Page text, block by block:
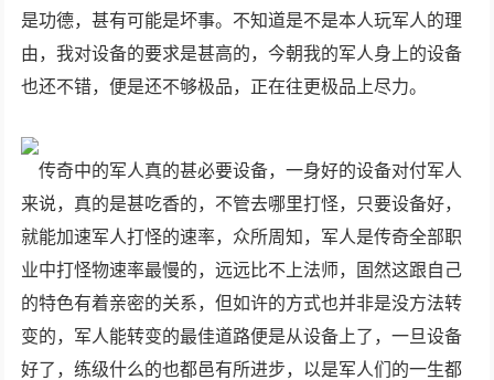
是功德，甚有可能是坏事。不知道是不是本人玩军人的理
由，我对设备的要求是甚高的，今朝我的军人身上的设备
也还不错，便是还不够极品，正在往更极品上尽力。
传奇中的军人真的甚必要设备，一身好的设备对付军人
来说，真的是甚吃香的，不管去哪里打怪，只要设备好，
就能加速军人打怪的速率，众所周知，军人是传奇全部职
业中打怪物速率最慢的，远远比不上法师，固然这跟自己
的特色有着亲密的关系，但如许的方式也并非是没方法转
变的，军人能转变的最佳道路便是从设备上了，一旦设备
好了，练级什么的也都邑有所进步，以是军人们的一生都